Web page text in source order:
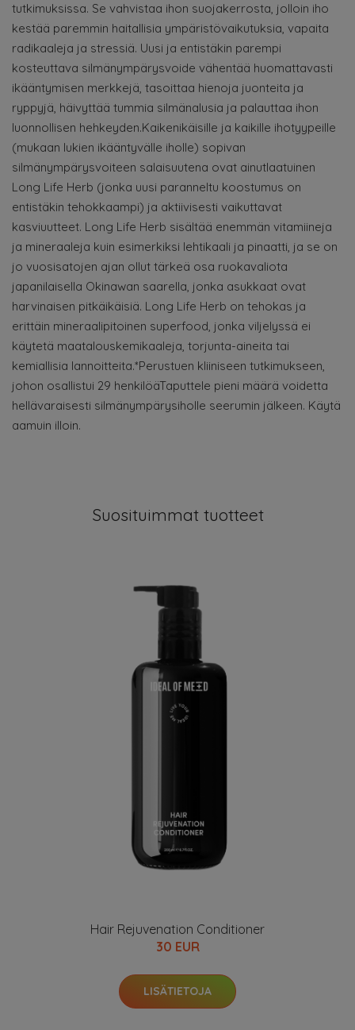
tutkimuksissa. Se vahvistaa ihon suojakerrosta, jolloin iho
kestää paremmin haitallisia ympäristövaikutuksia, vapaita
radikaaleja ja stressiä. Uusi ja entistäkin parempi
kosteuttava silmänympärysvoide vähentää huomattavasti
ikääntymisen merkkejä, tasoittaa hienoja juonteita ja
ryppyjä, häivyttää tummia silmänalusia ja palauttaa ihon
luonnollisen hehkeyden.Kaikenikäisille ja kaikille ihotyypeille
(mukaan lukien ikääntyvälle iholle) sopivan
silmänympärysvoiteen salaisuutena ovat ainutlaatuinen
Long Life Herb (jonka uusi paranneltu koostumus on
entistäkin tehokkaampi) ja aktiivisesti vaikuttavat
kasviuutteet. Long Life Herb sisältää enemmän vitamiineja
ja mineraaleja kuin esimerkiksi lehtikaali ja pinaatti, ja se on
jo vuosisatojen ajan ollut tärkeä osa ruokavaliota
japanilaisella Okinawan saarella, jonka asukkaat ovat
harvinaisen pitkäikäisiä. Long Life Herb on tehokas ja
erittäin mineraalipitoinen superfood, jonka viljelyssä ei
käytetä maatalouskemikaaleja, torjunta-aineita tai
kemiallisia lannoitteita.*Perustuen kliiniseen tutkimukseen,
johon osallistui 29 henkilöäTaputtele pieni määrä voidetta
hellävaraisesti silmänympärysiholle seerumin jälkeen. Käytä
aamuin illoin.
Suosituimmat tuotteet
Hair Rejuvenation Conditioner
30 EUR
LISÄTIETOJA